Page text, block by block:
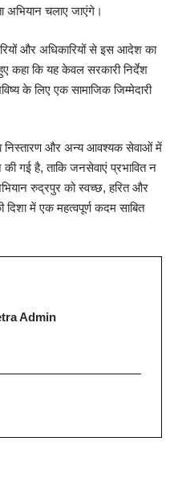
चलाए जाएंगे।
और अधिकारियों से इस आदेश का
कहा कि यह केवल सरकारी निर्देश
के लिए एक सामाजिक जिम्मेदारी
निस्तारण और अन्य आवश्यक सेवाओं में
गई है, ताकि जनसेवाएं प्रभावित न
रुद्रपुर को स्वच्छ, हरित और
में एक महत्वपूर्ण कदम साबित
Admin